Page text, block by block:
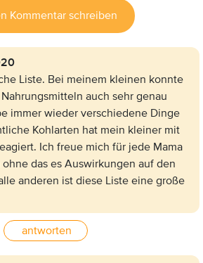
Kommentar schreiben
Liste. Bei meinem kleinen konnte
auch sehr genau
immer wieder verschiedene Dinge
Kohlarten hat mein kleiner mit
Ich freue mich für jede Mama
das es Auswirkungen auf den
anderen ist diese Liste eine große
antworten